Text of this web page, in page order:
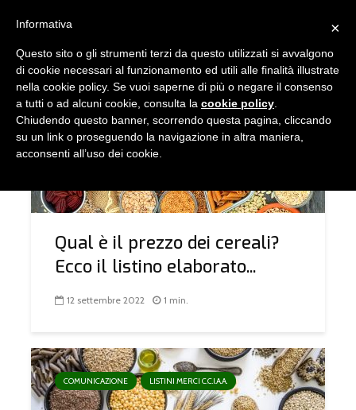
TAG - CEREALI
COMUNICAZIONE LISTINI MERCI C.C.I.A.A.
Qual è il prezzo dei cereali?
Ecco il listino elaborato...
12 settembre 2022 1 min.
COMUNICAZIONE LISTINI MERCI C.C.I.A.A.
×
Informativa
Questo sito o gli strumenti terzi da questo utilizzati si avvalgono
di cookie necessari al funzionamento ed utili alle finalità illustrate
nella cookie policy. Se vuoi saperne di più o negare il consenso
a tutti o ad alcuni cookie, consulta la cookie policy
Chiudendo questo banner, scorrendo questa pagina, cliccando
su un link o proseguendo la navigazione in altra maniera,
acconsenti all’uso dei cookie.